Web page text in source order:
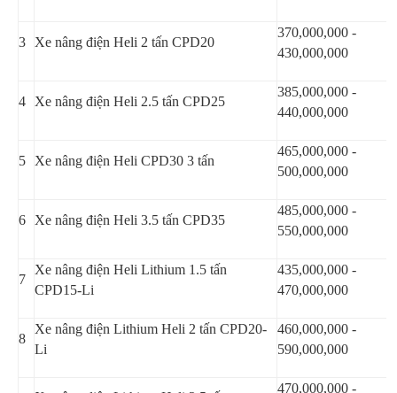
3 Xe nâng điện Heli 2 tấn CPD20
370,000,000 -
430,000,000
4 Xe nâng điện Heli 2.5 tấn CPD25
385,000,000 -
440,000,000
5 Xe nâng điện Heli CPD30 3 tấn
465,000,000 -
500,000,000
6 Xe nâng điện Heli 3.5 tấn CPD35
485,000,000 -
550,000,000
7
Xe nâng điện Heli Lithium 1.5 tấn
CPD15-Li
435,000,000 -
470,000,000
8
Xe nâng điện Lithium Heli 2 tấn CPD20-
Li
460,000,000 -
590,000,000
470,000,000 -